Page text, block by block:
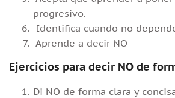
progresivo.
Identifica cuando no
Aprende a decir NO
Ejercicios para decir NO de
Di NO de forma clara y